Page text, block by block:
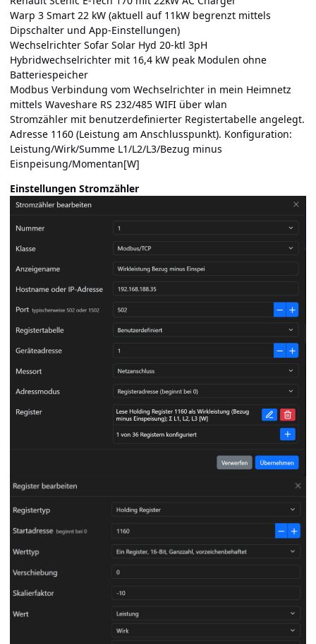
Warp 3 Smart 22 kW (aktuell auf 11kW begrenzt mittels
Dipschalter und App-Einstellungen)
Wechselrichter Sofar Solar Hyd 20-ktl 3pH
Hybridwechselrichter mit 16,4 kW peak Modulen ohne
Batteriespeicher
Modbus Verbindung vom Wechselrichter in mein Heimnetz
mittels Waveshare RS 232/485 WIFI über wlan
Stromzähler mit benutzerdefinierter Registertabelle angelegt.
Adresse 1160 (Leistung am Anschlusspunkt). Konfiguration:
Leistung/Wirk/Summe L1/L2/L3/Bezug minus
Eisnpeisung/Momentan[W]
Einstellungen Stromzähler